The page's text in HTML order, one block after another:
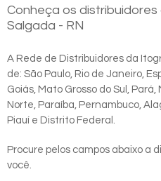
Conheça os
Salgada - RN
A Rede de Distribuidores da
de: São Paulo, Rio de Janeiro,
Goiás, Mato Grosso do Sul,
Norte, Paraíba, Pernambuco,
Piauí e Distrito Federal.
Procure pelos campos abaixo a
você.